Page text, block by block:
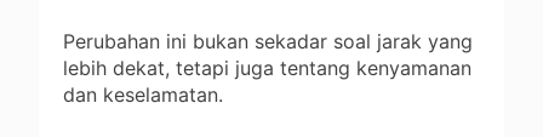
‎Perubahan ini bukan sekadar soal jarak yang
lebih dekat, tetapi juga tentang kenyamanan
dan keselamatan.